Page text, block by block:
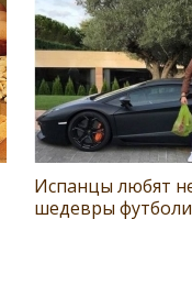
Испанцы любят
шедевры